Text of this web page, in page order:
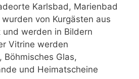
Karlsbad, Marienbad
von Kurgästen aus
und werden in Bildern
Vitrine werden
Böhmisches Glas,
und Heimatscheine